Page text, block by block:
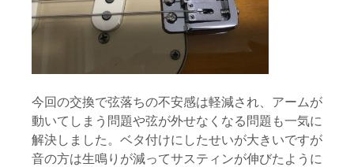
今回の交換で弦落ちの不安感は軽減され、アームが
動いてしまう問題や弦が外せなくなる問題も一気に
解決しました。ベタ付けにしたせいが大きいですが
音の方は生鳴りが減ってサスティンが伸びたように